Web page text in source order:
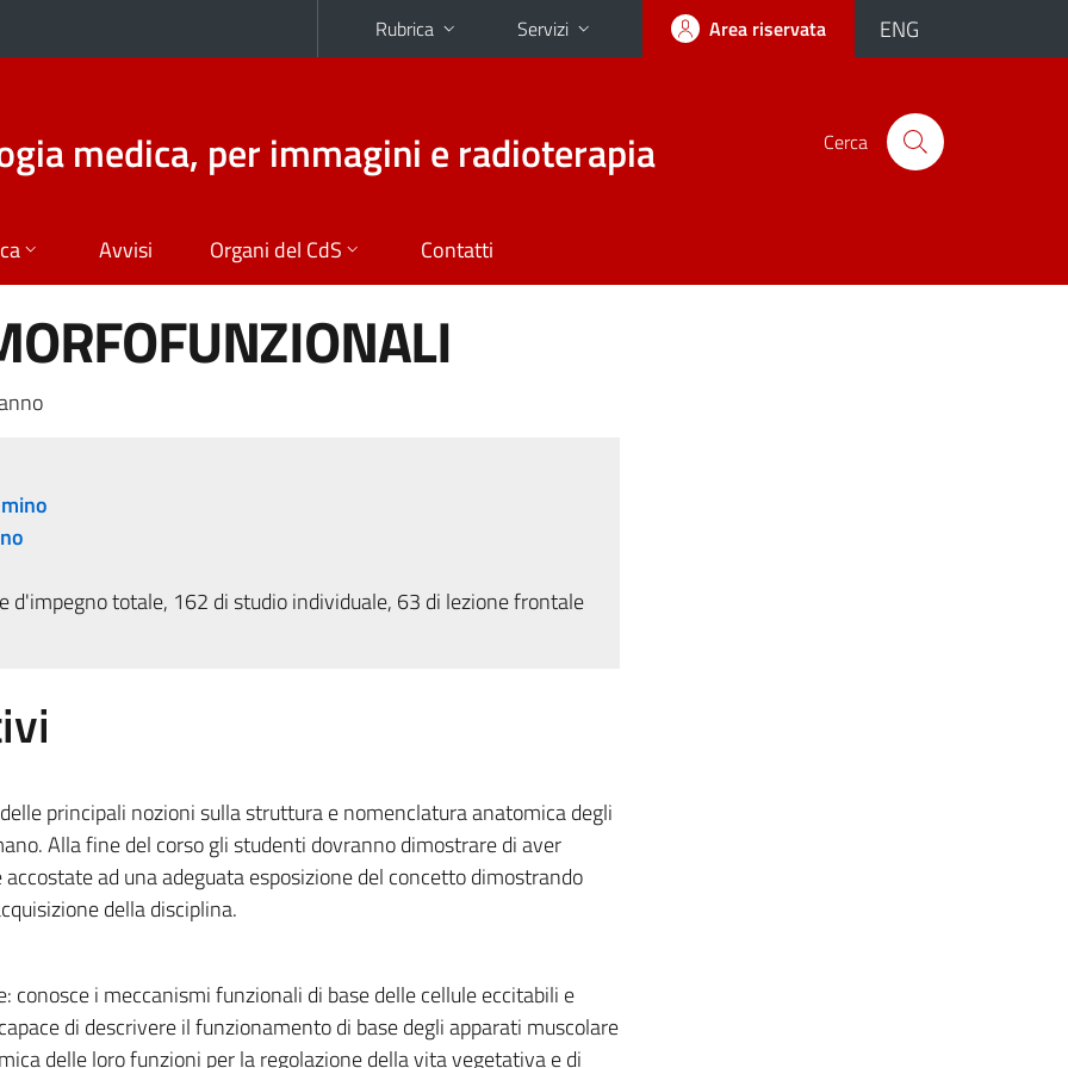
Rubrica Servizi Area riservata ENG
medica, per immagini e radioterapia Cerca
Avvisi Organi del CdS Contatti
d'impegno totale, 162 di studio individuale, 63 di lezione frontale
principali nozioni sulla struttura e nomenclatura anatomica degli
Alla fine del corso gli studenti dovranno dimostrare di aver
ad una adeguata esposizione del concetto dimostrando
della disciplina.
conosce i meccanismi funzionali di base delle cellule eccitabili e
di descrivere il funzionamento di base degli apparati muscolare
delle loro funzioni per la regolazione della vita vegetativa e di